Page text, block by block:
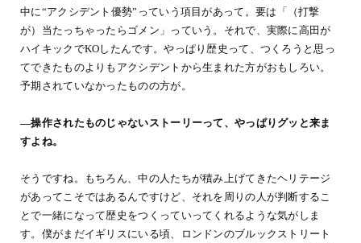
中に“アクシデント優勢”っていう項目があって。要は「（打撃
が）当たっちゃったらゴメン」っていう。それで、実際に高田が
ハイキックでKOしたんです。やっぱり歴史って、つくろうと思っ
てできたものよりもアクシデントから生まれた方がおもしろい。
予期されていなかったものの方が。
―操作されたものじゃないストーリーって、やっぱりグッと来ま
すよね。
そうですね。もちろん、中の人たちが積み上げてきたヘリテージ
があってこそではあるんですけど、それを周りの人が判断するこ
とで一緒になって歴史をつくっていってくれるような気がしま
す。僕がまだイギリスにいる頃、ロンドンのブルックストリート